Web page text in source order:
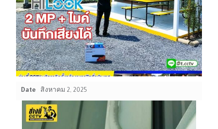
Date สิงหาคม 2, 2025